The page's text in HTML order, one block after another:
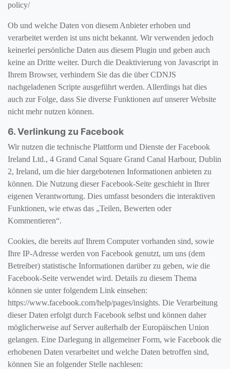
policy/
Ob und welche Daten von diesem Anbieter erhoben und
verarbeitet werden ist uns nicht bekannt. Wir verwenden jedoch
keinerlei persönliche Daten aus diesem Plugin und geben auch
keine an Dritte weiter. Durch die Deaktivierung von Javascript in
Ihrem Browser, verhindern Sie das die über CDNJS
nachgeladenen Scripte ausgeführt werden. Allerdings hat dies
auch zur Folge, dass Sie diverse Funktionen auf unserer Website
nicht mehr nutzen können.
6. Verlinkung zu Facebook
Wir nutzen die technische Plattform und Dienste der Facebook
Ireland Ltd., 4 Grand Canal Square Grand Canal Harbour, Dublin
2, Ireland, um die hier dargebotenen Informationen anbieten zu
können. Die Nutzung dieser Facebook-Seite geschieht in Ihrer
eigenen Verantwortung. Dies umfasst besonders die interaktiven
Funktionen, wie etwas das „Teilen, Bewerten oder
Kommentieren“.
Cookies, die bereits auf Ihrem Computer vorhanden sind, sowie
Ihre IP-Adresse werden von Facebook genutzt, um uns (dem
Betreiber) statistische Informationen darüber zu geben, wie die
Facebook-Seite verwendet wird. Details zu diesem Thema
können sie unter folgendem Link einsehen:
https://www.facebook.com/help/pages/insights. Die Verarbeitung
dieser Daten erfolgt durch Facebook selbst und können daher
möglicherweise auf Server außerhalb der Europäischen Union
gelangen. Eine Darlegung in allgemeiner Form, wie Facebook die
erhobenen Daten verarbeitet und welche Daten betroffen sind,
können Sie an folgender Stelle nachlesen: